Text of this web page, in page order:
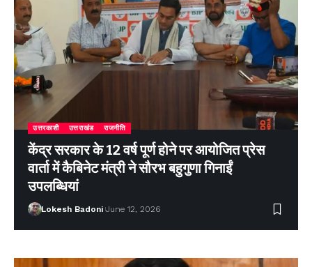
उत्तरकाशी उत्तराखंड राजनीति
केंद्र सरकार के 12 वर्ष पूर्ण होने पर आयोजित प्रेस
वार्ता में कैबिनेट मंत्री ने सौरभ बहुगुणा गिनाईं
उपलब्धियां
Lokesh Badoni June 12, 2026